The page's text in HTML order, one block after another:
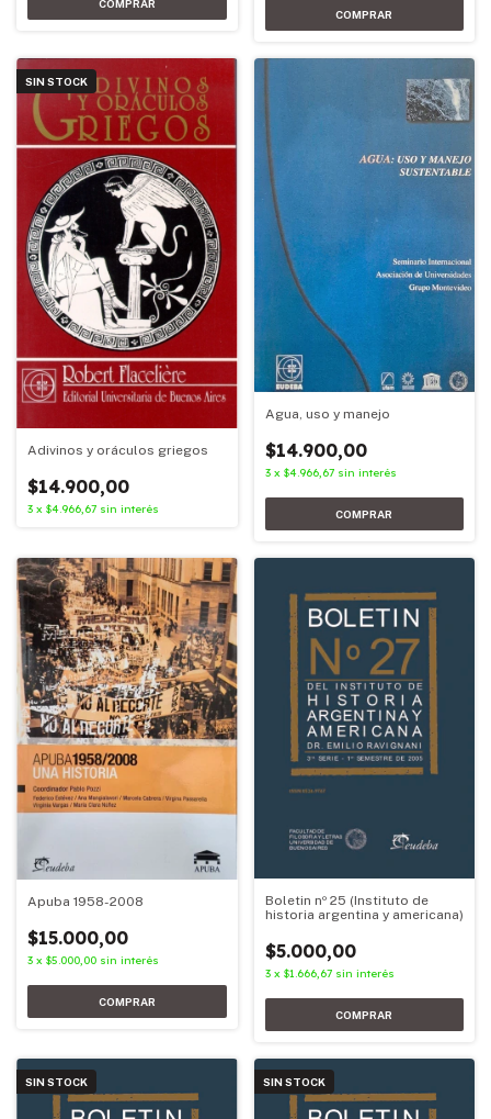
SIN STOCK
Adivinos y oráculos griegos
$14.900,00
3 x $4.966,67 sin interés
Agua, uso y manejo
$14.900,00
3 x $4.966,67 sin interés
Apuba 1958-2008
$15.000,00
3 x $5.000,00 sin interés
Boletin nº 25 (Instituto de
historia argentina y americana)
$5.000,00
3 x $1.666,67 sin interés
SIN STOCK SIN STOCK